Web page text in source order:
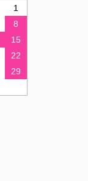
1
8
15
22
29